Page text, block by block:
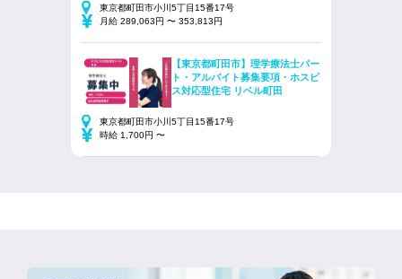
東京都町田市小川5丁目15番17号
月給 289,063円 〜 353,813円
【東京都町田市】理学療法士パー
ト・アルバイト募集要項・ホスピ
ス対応型住宅 リベル町田
東京都町田市小川5丁目15番17号
時給 1,700円 〜